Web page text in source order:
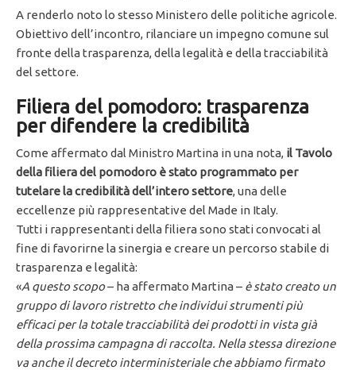
A renderlo noto lo stesso Ministero delle politiche agricole.
Obiettivo dell’incontro, rilanciare un impegno comune sul
fronte della trasparenza, della legalità e della tracciabilità
del settore.
Filiera del pomodoro: trasparenza
per difendere la credibilità
Come affermato dal Ministro Martina in una nota, il Tavolo
della filiera del pomodoro è stato programmato per
tutelare la credibilità dell’intero settore, una delle
eccellenze più rappresentative del Made in Italy.
Tutti i rappresentanti della filiera sono stati convocati al
fine di favorirne la sinergia e creare un percorso stabile di
trasparenza e legalità:
«A questo scopo– ha affermato Martina – è stato creato un
gruppo di lavoro ristretto che individui strumenti più
efficaci per la totale tracciabilità dei prodotti in vista già
della prossima campagna di raccolta. Nella stessa direzione
va anche il decreto interministeriale che abbiamo firmato